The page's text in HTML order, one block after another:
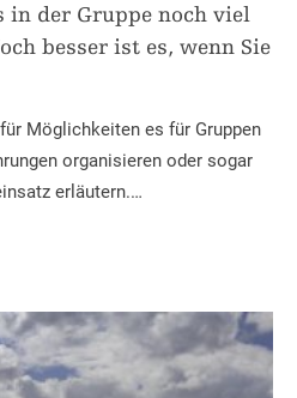
in der Gruppe noch viel
besser ist es, wenn Sie
Möglichkeiten es für Gruppen
organisieren oder sogar
erläutern.…